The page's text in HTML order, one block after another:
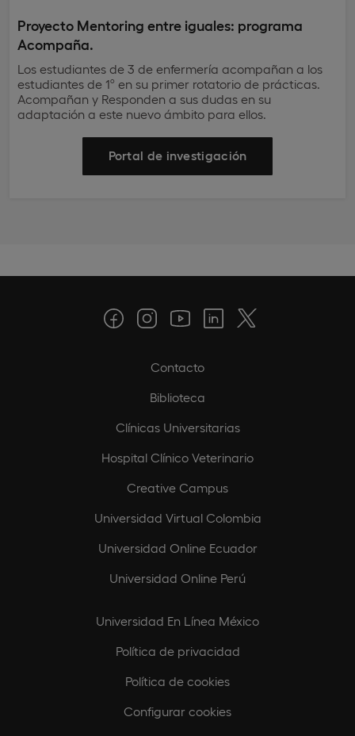
Proyecto Mentoring entre iguales: programa
Acompaña.
Los estudiantes de 3 de enfermería acompañan a los
estudiantes de 1º en su primer rotatorio de prácticas.
Acompañan y Responden a sus dudas en su
adaptación a este nuevo ámbito para ellos.
Portal de investigación
Contacto
Biblioteca
Clínicas Universitarias
Hospital Clínico Veterinario
Creative Campus
Universidad Virtual Colombia
Universidad Online Ecuador
Universidad Online Perú
Universidad En Línea México
Política de privacidad
Política de cookies
Configurar cookies